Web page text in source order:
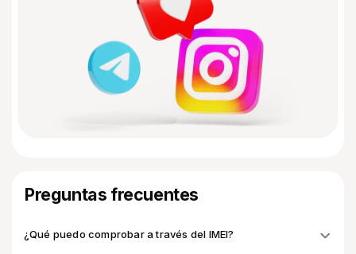
Preguntas frecuentes
¿Qué puedo comprobar a través del IMEI?